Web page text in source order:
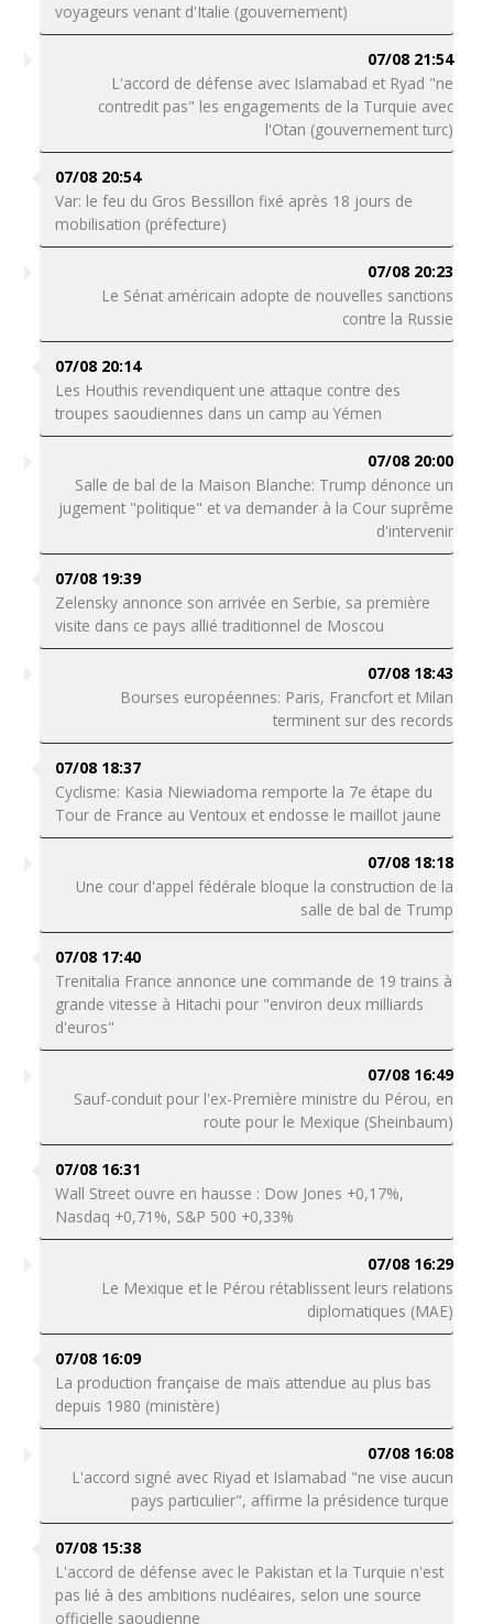
voyageurs venant d'Italie (gouvernement)
07/08 21:54
L'accord de défense avec Islamabad et Ryad "ne
contredit pas" les engagements de la Turquie avec
l'Otan (gouvernement turc)
07/08 20:54
Var: le feu du Gros Bessillon fixé après 18 jours de
mobilisation (préfecture)
07/08 20:23
Le Sénat américain adopte de nouvelles sanctions
contre la Russie
07/08 20:14
Les Houthis revendiquent une attaque contre des
troupes saoudiennes dans un camp au Yémen
07/08 20:00
Salle de bal de la Maison Blanche: Trump dénonce un
jugement "politique" et va demander à la Cour suprême
d'intervenir
07/08 19:39
Zelensky annonce son arrivée en Serbie, sa première
visite dans ce pays allié traditionnel de Moscou
07/08 18:43
Bourses européennes: Paris, Francfort et Milan
terminent sur des records
07/08 18:37
Cyclisme: Kasia Niewiadoma remporte la 7e étape du
Tour de France au Ventoux et endosse le maillot jaune
07/08 18:18
Une cour d'appel fédérale bloque la construction de la
salle de bal de Trump
07/08 17:40
Trenitalia France annonce une commande de 19 trains à
grande vitesse à Hitachi pour "environ deux milliards
d'euros"
07/08 16:49
Sauf-conduit pour l'ex-Première ministre du Pérou, en
route pour le Mexique (Sheinbaum)
07/08 16:31
Wall Street ouvre en hausse : Dow Jones +0,17%,
Nasdaq +0,71%, S&P 500 +0,33%
07/08 16:29
Le Mexique et le Pérou rétablissent leurs relations
diplomatiques (MAE)
07/08 16:09
La production française de maïs attendue au plus bas
depuis 1980 (ministère)
07/08 16:08
L'accord signé avec Riyad et Islamabad "ne vise aucun
pays particulier", affirme la présidence turque
07/08 15:38
L'accord de défense avec le Pakistan et la Turquie n'est
pas lié à des ambitions nucléaires, selon une source
officielle saoudienne